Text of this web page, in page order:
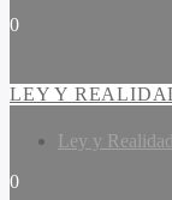
0
LEY Y
Ley y Realidad
0